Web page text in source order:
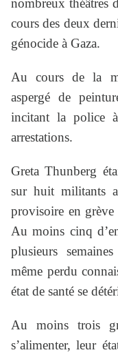
nombreux théâtres
cours des deux
génocide à Gaza.
Au cours de la
aspergé de
incitant la police
arrestations.
Greta Thunberg
sur huit militants
provisoire en
Au moins cinq
plusieurs
même perdu
état de santé se
Au moins trois
s’alimenter, leur